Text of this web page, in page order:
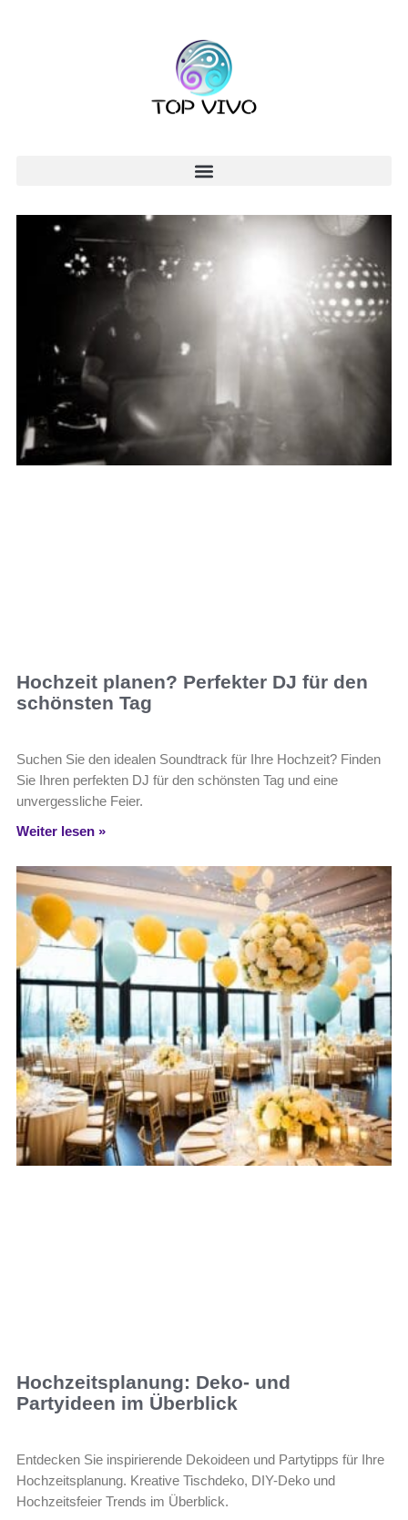
Hochzeit planen? Perfekter DJ für den
schönsten Tag
Suchen Sie den idealen Soundtrack für Ihre Hochzeit? Finden
Sie Ihren perfekten DJ für den schönsten Tag und eine
unvergessliche Feier.
Weiter lesen »
Hochzeitsplanung: Deko- und
Partyideen im Überblick
Entdecken Sie inspirierende Dekoideen und Partytipps für Ihre
Hochzeitsplanung. Kreative Tischdeko, DIY-Deko und
Hochzeitsfeier Trends im Überblick.